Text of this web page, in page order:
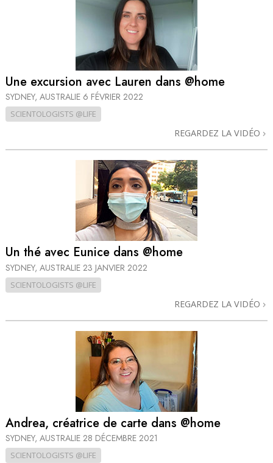
Une excursion avec Lauren dans @home
SYDNEY, AUSTRALIE 6 FÉVRIER 2022
SCIENTOLOGISTS @LIFE
REGARDEZ LA VIDÉO
Un thé avec Eunice dans @home
SYDNEY, AUSTRALIE 23 JANVIER 2022
SCIENTOLOGISTS @LIFE
REGARDEZ LA VIDÉO
Andrea, créatrice de carte dans @home
SYDNEY, AUSTRALIE 28 DÉCEMBRE 2021
SCIENTOLOGISTS @LIFE